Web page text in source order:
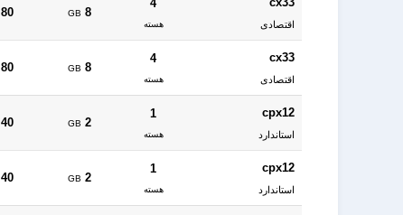
اقتصادی
4
هسته
8
GB
80
cx33
اقتصادی
4
هسته
8
GB
80
cpx12
استاندارد
1
هسته
2
GB
40
cpx12
استاندارد
1
هسته
2
GB
40